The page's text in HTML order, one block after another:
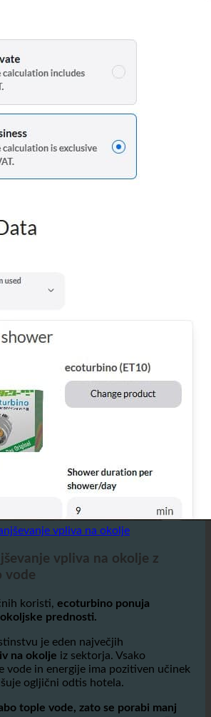
vpliva na okolje
vode
koristi,ecoturbino ponuja
prednosti.
je eden največjih
na okolje
vode in energije ima pozitiven učinek